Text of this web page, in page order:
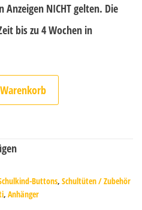
NICHT gelten. Die
bis zu 4 Wochen in
Buttons, Schultüten / Zubehör
, Anhänger